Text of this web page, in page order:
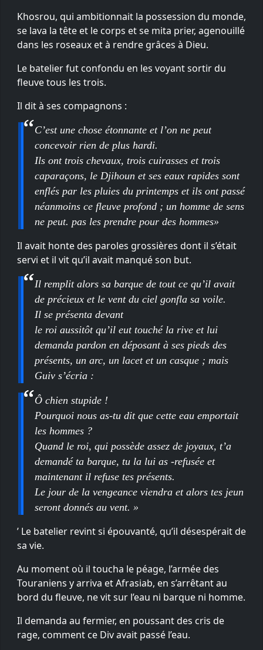
Khosrou, qui ambitionnait la possession du monde,
se lava la tête et le corps et se mita prier, agenouillé
dans les roseaux et à rendre grâces à Dieu.
Le batelier fut confondu en les voyant sortir du
fleuve tous les trois.
Il dit à ses compagnons :
C’est une chose étonnante et l’on ne peut
concevoir rien de plus hardi.
Ils ont trois chevaux, trois cuirasses et trois
caparaçons, le Djihoun et ses eaux rapides sont
enflés par les pluies du printemps et ils ont passé
néanmoins ce fleuve profond ; un homme de sens
ne peut. pas les prendre pour des hommes»
Il avait honte des paroles grossières dont il s’était
servi et il vit qu’il avait manqué son but.
Il remplit alors sa barque de tout ce qu’il avait
de précieux et le vent du ciel gonfla sa voile.
Il se présenta devant
le roi aussitôt qu’il eut touché la rive et lui
demanda pardon en déposant à ses pieds des
présents, un arc, un lacet et un casque ; mais
Guiv s’écria :
Ô chien stupide !
Pourquoi nous as-tu dit que cette eau emportait
les hommes ?
Quand le roi, qui possède assez de joyaux, t’a
demandé ta barque, tu la lui as -refusée et
maintenant il refuse tes présents.
Le jour de la vengeance viendra et alors tes jeun
seront donnés au vent. »
’ Le batelier revint si épouvanté, qu’il désespérait de
sa vie.
Au moment où il toucha le péage, l’armée des
Touraniens y arriva et Afrasiab, en s’arrêtant au
bord du fleuve, ne vit sur l’eau ni barque ni homme.
Il demanda au fermier, en poussant des cris de
rage, comment ce Div avait passé l’eau.